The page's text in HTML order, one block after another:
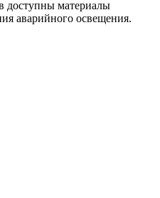
доступны материалы
аварийного освещения.